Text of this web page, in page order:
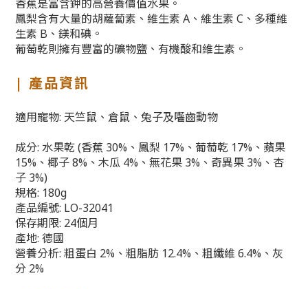
香蕉是富含鉀的高營養價值水果。
鳳梨含有大量的胡蘿蔔素、維生素 A、維生素 C、多種維
生素 B、鎂和碘。
葡萄乾則擁有豐富的礦物鹽、有機酸和維生素。
| 產品資訊
適用寵物: 天竺鼠、倉鼠、兔子及囓齒動物
成分: 水果乾 (香蕉 30%、鳳梨 17%、葡萄乾 17%、蘋果
15%、椰子 8%、木瓜 4%、無花果 3%、奇異果 3%、杏
子 3%)
規格: 180g
產品編號: LO-32041
保存期限: 24個月
產地: 德國
營養分析: 粗蛋白 2%、粗脂肪 12.4%、粗纖維 6.4%、灰
分 2%